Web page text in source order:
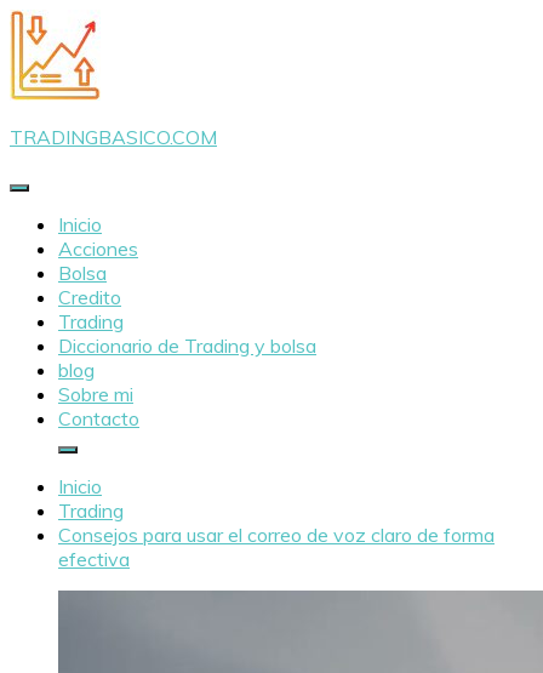
Saltar
al
contenido
TRADINGBASICO.COM
Inicio
Acciones
Bolsa
Credito
Trading
Diccionario de Trading y bolsa
blog
Sobre mi
Contacto
Inicio
Trading
Consejos para usar el correo de voz claro de forma
efectiva